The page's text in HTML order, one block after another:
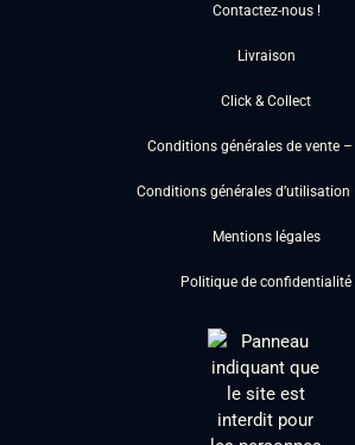
Contactez-nous !
Livraison
Click & Collect
Conditions générales de vente –
Conditions générales d’utilisation
Mentions légales
Politique de confidentialité